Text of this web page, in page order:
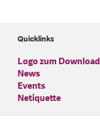
Quicklinks
Logo zum Download
News
Events
Netiquette